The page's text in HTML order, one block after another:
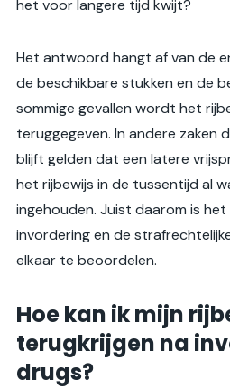
het voor langere tijd kwijt?
Het antwoord hangt af van de
de beschikbare stukken en de
sommige gevallen wordt het
teruggegeven. In andere zaken
blijft gelden dat een latere
het rijbewijs in de tussentijd al
ingehouden. Juist daarom is
invordering en de
elkaar te beoordelen.
Hoe kan ik mijn
terugkrijgen na
drugs?